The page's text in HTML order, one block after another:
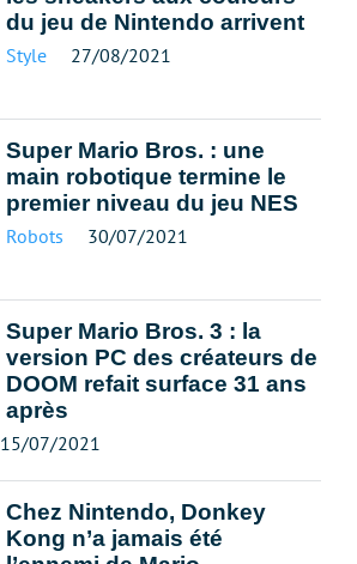
du jeu de Nintendo arrivent
Style 27/08/2021
Super Mario Bros. : une
main robotique termine le
premier niveau du jeu NES
Robots 30/07/2021
Super Mario Bros. 3 : la
version PC des créateurs de
DOOM refait surface 31 ans
après
15/07/2021
Chez Nintendo, Donkey
Kong n’a jamais été